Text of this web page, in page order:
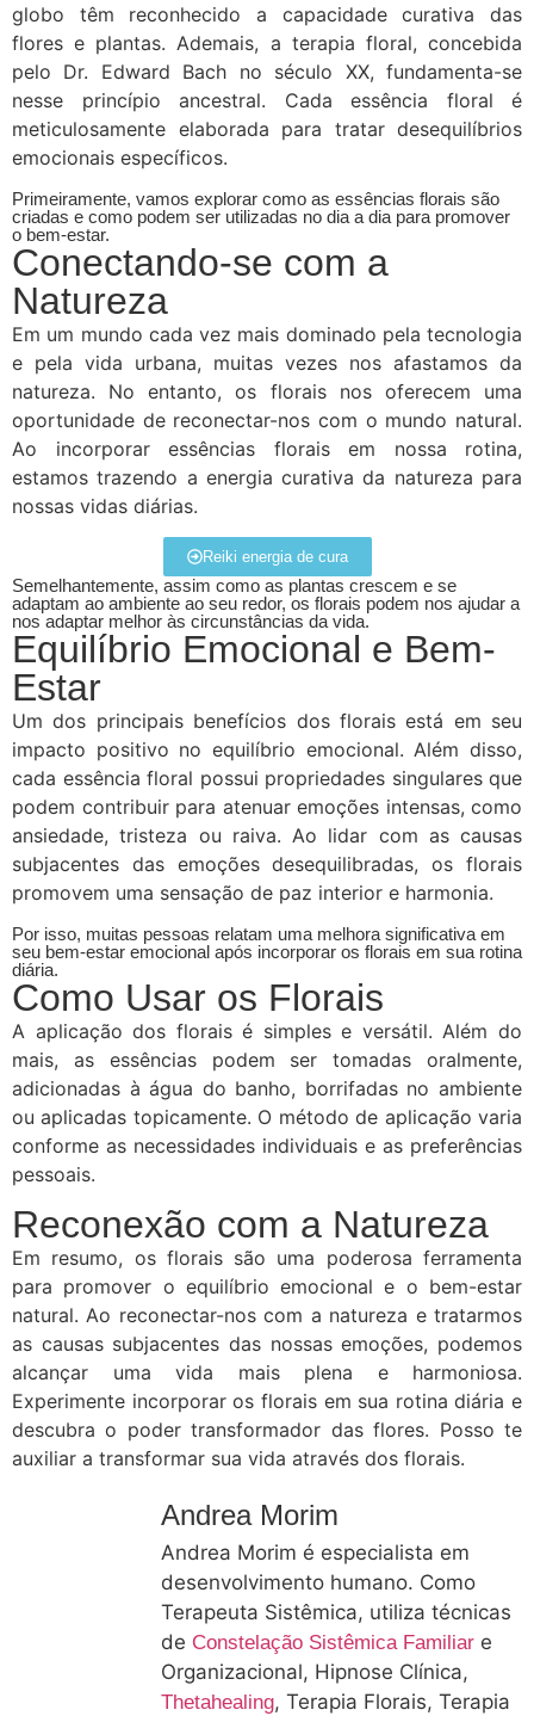
globo têm reconhecido a capacidade curativa das
flores e plantas. Ademais, a terapia floral, concebida
pelo Dr. Edward Bach no século XX, fundamenta-se
nesse princípio ancestral. Cada essência floral é
meticulosamente elaborada para tratar desequilíbrios
emocionais específicos.
Primeiramente, vamos explorar como as essências florais são
criadas e como podem ser utilizadas no dia a dia para promover
o bem-estar.
Conectando-se com a
Natureza
Em um mundo cada vez mais dominado pela tecnologia
e pela vida urbana, muitas vezes nos afastamos da
natureza. No entanto, os florais nos oferecem uma
oportunidade de reconectar-nos com o mundo natural.
Ao incorporar essências florais em nossa rotina,
estamos trazendo a energia curativa da natureza para
nossas vidas diárias.
Reiki energia de cura
Semelhantemente, assim como as plantas crescem e se
adaptam ao ambiente ao seu redor, os florais podem nos ajudar a
nos adaptar melhor às circunstâncias da vida.
Equilíbrio Emocional e Bem-
Estar
Um dos principais benefícios dos florais está em seu
impacto positivo no equilíbrio emocional. Além disso,
cada essência floral possui propriedades singulares que
podem contribuir para atenuar emoções intensas, como
ansiedade, tristeza ou raiva. Ao lidar com as causas
subjacentes das emoções desequilibradas, os florais
promovem uma sensação de paz interior e harmonia.
Por isso, muitas pessoas relatam uma melhora significativa em
seu bem-estar emocional após incorporar os florais em sua rotina
diária.
Como Usar os Florais
A aplicação dos florais é simples e versátil. Além do
mais, as essências podem ser tomadas oralmente,
adicionadas à água do banho, borrifadas no ambiente
ou aplicadas topicamente. O método de aplicação varia
conforme as necessidades individuais e as preferências
pessoais.
Reconexão com a Natureza
Em resumo, os florais são uma poderosa ferramenta
para promover o equilíbrio emocional e o bem-estar
natural. Ao reconectar-nos com a natureza e tratarmos
as causas subjacentes das nossas emoções, podemos
alcançar uma vida mais plena e harmoniosa.
Experimente incorporar os florais em sua rotina diária e
descubra o poder transformador das flores. Posso te
auxiliar a transformar sua vida através dos florais.
Andrea Morim
Andrea Morim é especialista em
desenvolvimento humano. Como
Terapeuta Sistêmica, utiliza técnicas
de Constelação Sistêmica Familiar e
Organizacional, Hipnose Clínica,
Thetahealing, Terapia Florais, Terapia